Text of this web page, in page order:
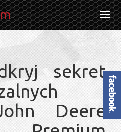
Facebook
sekret
Deere